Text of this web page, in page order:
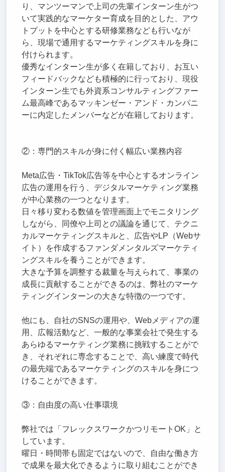
り、マンツーマンで上司の先輩インターン生がつ
いて実践的なマーケター育成を目的とした、アウ
トプットを中心とする研修業務なども行いなが
ら、現場で通用するマーケティングスキルを身に
付けられます。
優秀なインターン生が多く在籍しており、お互い
フィードバックなども積極的に行っており、現役
インターン生でも外資系コンサルティングファー
ム最高峰であるマッキンゼー・アンド・カンパニ
ーに内定したメンバーなどが在籍しております。
②：専門的スキルが身に付く幅広い業務内容
Meta広告・TikTok広告等を中心とするオンライン
広告の運用を行う、デジタルマーケティング業務
が中心業務の一つとなります。
日々移り変わる数値を管理画面上でモニタリング
しながら、同僚や上司との議論を通じて、テクニ
カルマーケティングスキルと、広告やLP（Webサ
イト）を作成するファンダメンタルズマーケティ
ングスキルを養うことができます。
大きな予算を調整する裁量を与えられて、事業の
成長に貢献することができるのは、弊社のマーケ
ティングインターンの大きな特徴の一つです。
他にも、自社のSNSの運用や、Webメディアの運
用、広報活動など、一般的な事業会社で発生する
あらゆるマーケティング業務に挑戦することがで
き、それぞれに専念することで、高い練度で時代
の最先端であるマーケティングのスキルを身につ
けることができます。
③：自由度の高い仕事環境
弊社では「フレックスワークかつリモートOK」と
しています。
曜日・時間帯も固定ではないので、自由な働き方
で成果を最大化できるように取り組むことができ